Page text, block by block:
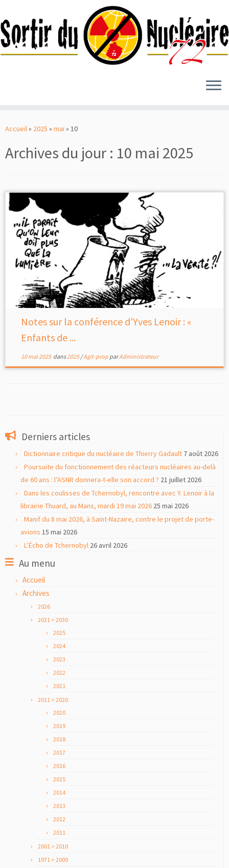
auAccueil» 2025 » mai » 10
Archives du jour : 10 mai 2025
Notes sur la conférence d’Yves Lenoir : «
Enfants de ...
10 mai 2025dans2025/Agit-prop parAdministrateur
Derniers articles
Dictionnaire critique du nucléaire de Thierry Gadault 7 août 2026
Poursuite du fonctionnement des réacteurs nucléaires au-delà
de 60 ans : l’ASNR donnera-t-elle son accord ? 21 juillet 2026
Dans les coulisses de Tchernobyl, rencontre avec Y. Lenoir à la
librairie Thuard, au Mans, mardi 19 mai 2026 25 mai 2026
Manif du 8 mai 2026, à Saint-Nazaire, contre le projet de porte-
avions 15 mai 2026
L’Écho de Tchernobyl 26 avril 2026
Au menu
Accueil
Archives
2026
2021 > 2030
2025
2024
2023
2022
2021
2011 > 2020
2020
2019
2018
2017
2016
2015
2014
2013
2012
2011
2001 > 2010
1971 > 2000